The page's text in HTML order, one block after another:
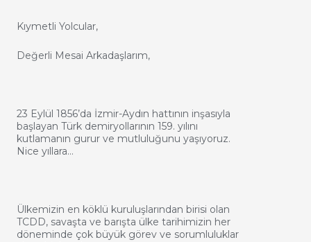
Kıymetli Yolcular,
Değerli Mesai Arkadaşlarım,
23 Eylül 1856’da İzmir-Aydın hattının inşasıyla
başlayan Türk demiryollarının 159. yılını
kutlamanın gurur ve mutluluğunu yaşıyoruz.
Nice yıllara…
Ülkemizin en köklü kuruluşlarından birisi olan
TCDD, savaşta ve barışta ülke tarihimizin her
döneminde çok büyük görev ve sorumluluklar